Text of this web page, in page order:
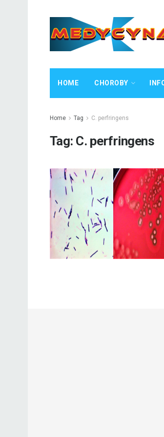
HOME CHOROBY
Home Tag C. perfringens
Tag: C. perfringens